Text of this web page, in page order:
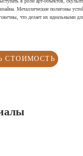
Металлические полигоны
что делает их идеальными
СТОИМОСТЬ